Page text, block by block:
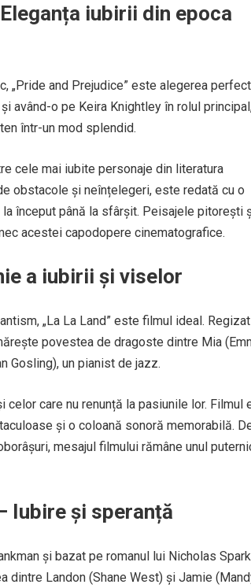
iubirii din epoca
„Pride and Prejudice” este alegerea
având-o pe Keira Knightley în rolul
într-un mod splendid.
cele mai iubite personaje din literatura
obstacole și neînțelegeri, este redată cu o
început până la sfârșit. Peisajele pitorești
acestei capodopere cinematografice.
a iubirii și viselor
„La La Land” este filmul ideal.
povestea de dragoste dintre Mia
Gosling), un pianist de jazz.
celor care nu renunță la pasiunile lor. Filmul
și o coloană sonoră memorabilă.
mesajul filmului rămâne unul
Iubire și speranță
și bazat pe romanul lui Nicholas
dintre Landon (Shane West) și Jamie